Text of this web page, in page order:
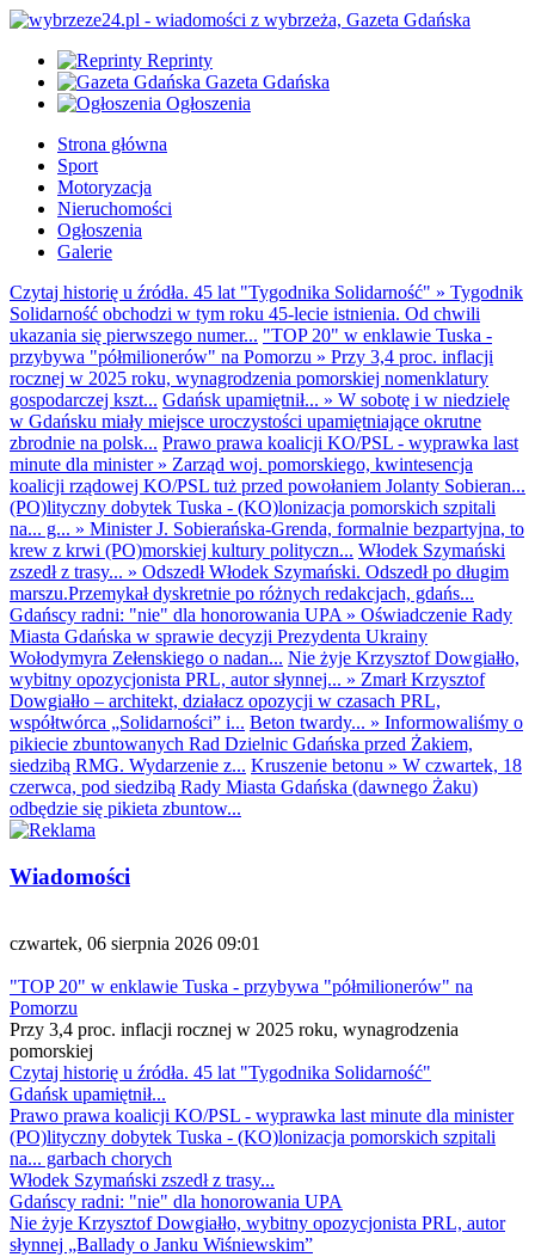
Reprinty
Gazeta Gdańska
Ogłoszenia
Strona główna
Sport
Motoryzacja
Nieruchomości
Ogłoszenia
Galerie
Czytaj historię u źródła. 45 lat "Tygodnika Solidarność" » Tygodnik
Solidarność obchodzi w tym roku 45-lecie istnienia. Od chwili
ukazania się pierwszego numer... "TOP 20" w enklawie Tuska -
przybywa "półmilionerów" na Pomorzu » Przy 3,4 proc. inflacji
rocznej w 2025 roku, wynagrodzenia pomorskiej nomenklatury
gospodarczej kszt... Gdańsk upamiętnił... » W sobotę i w niedzielę
w Gdańsku miały miejsce uroczystości upamiętniające okrutne
zbrodnie na polsk... Prawo prawa koalicji KO/PSL - wyprawka last
minute dla minister» Zarząd woj. pomorskiego, kwintesencja
koalicji rządowej KO/PSL tuż przed powołaniem Jolanty Sobieran...
(PO)lityczny dobytek Tuska - (KO)lonizacja pomorskich szpitali
na... g... » Minister J. Sobierańska-Grenda, formalnie bezpartyjna, to
krew z krwi (PO)morskiej kultury polityczn... Włodek Szymański
zszedł z trasy... » Odszedł Włodek Szymański. Odszedł po długim
marszu.Przemykał dyskretnie po różnych redakcjach, gdańs...
Gdańscy radni: "nie" dla honorowania UPA » Oświadczenie Rady
Miasta Gdańska w sprawie decyzji Prezydenta Ukrainy
Wołodymyra Zełenskiego o nadan... Nie żyje Krzysztof Dowgiałło,
wybitny opozycjonista PRL, autor słynnej... » Zmarł Krzysztof
Dowgiałło – architekt, działacz opozycji w czasach PRL,
współtwórca „Solidarności” i... Beton twardy... » Informowaliśmy o
pikiecie zbuntowanych Rad Dzielnic Gdańska przed Żakiem,
siedzibą RMG. Wydarzenie z... Kruszenie betonu » W czwartek, 18
czerwca, pod siedzibą Rady Miasta Gdańska (dawnego Żaku)
odbędzie się pikieta zbuntow...
Wiadomości
czwartek, 06 sierpnia 2026 09:01
"TOP 20" w enklawie Tuska - przybywa "półmilionerów" na
Pomorzu
Przy 3,4 proc. inflacji rocznej w 2025 roku, wynagrodzenia
pomorskiej
Czytaj historię u źródła. 45 lat "Tygodnika Solidarność"
Gdańsk upamiętnił...
Prawo prawa koalicji KO/PSL - wyprawka last minute dla minister
(PO)lityczny dobytek Tuska - (KO)lonizacja pomorskich szpitali
na... garbach chorych
Włodek Szymański zszedł z trasy...
Gdańscy radni: "nie" dla honorowania UPA
Nie żyje Krzysztof Dowgiałło, wybitny opozycjonista PRL, autor
słynnej „Ballady o Janku Wiśniewskim”